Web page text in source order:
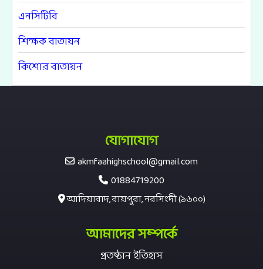
এনসিটিবি
শিক্ষক বাতায়ন
কিশোর বাতায়ন
যোগাযোগ
akmfaahighschool@gmail.com
01884719200
আদিয়াবাদ, রায়পুরা, নরসিংদী (১৬০০)
আমাদের সম্পর্কে
প্রতষ্ঠান ইতিহাস